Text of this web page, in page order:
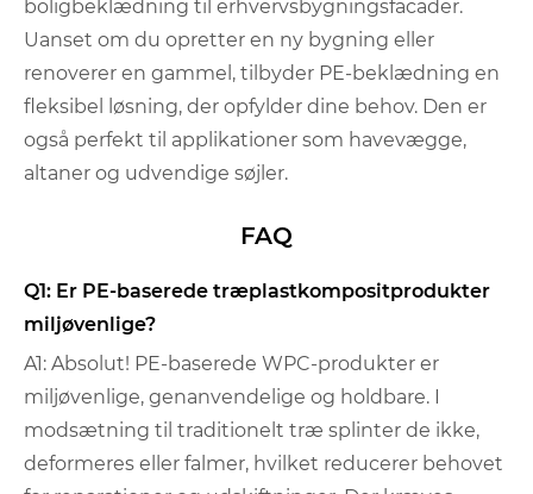
boligbeklædning til erhvervsbygningsfacader.
Uanset om du opretter en ny bygning eller
renoverer en gammel, tilbyder PE-beklædning en
fleksibel løsning, der opfylder dine behov. Den er
også perfekt til applikationer som havevægge,
altaner og udvendige søjler.
FAQ
Q1: Er PE-baserede træplastkompositprodukter
miljøvenlige?
A1: Absolut! PE-baserede WPC-produkter er
miljøvenlige, genanvendelige og holdbare. I
modsætning til traditionelt træ splinter de ikke,
deformeres eller falmer, hvilket reducerer behovet